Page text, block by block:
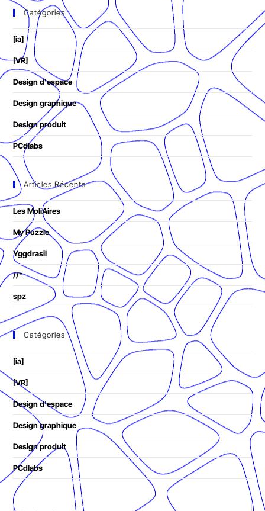
Catégories
[ia]
[VR]
Design d'espace
Design graphique
Design produit
PCdlabs
Articles Récents
Les MoliAires
My Puzzle
Yggdrasil
//*
spz
Catégories
[ia]
[VR]
Design d'espace
Design graphique
Design produit
PCdlabs